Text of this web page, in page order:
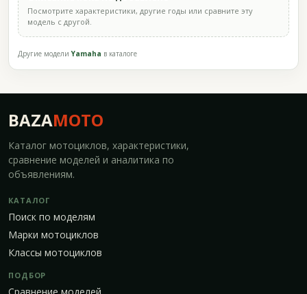
Посмотрите характеристики, другие годы или сравните эту
модель с другой.
Другие моделиYamaha в каталоге
BAZAMOTO
Каталог мотоциклов, характеристики,
сравнение моделей и аналитика по
объявлениям.
КАТАЛОГ
Поиск по моделям
Марки мотоциклов
Классы мотоциклов
ПОДБОР